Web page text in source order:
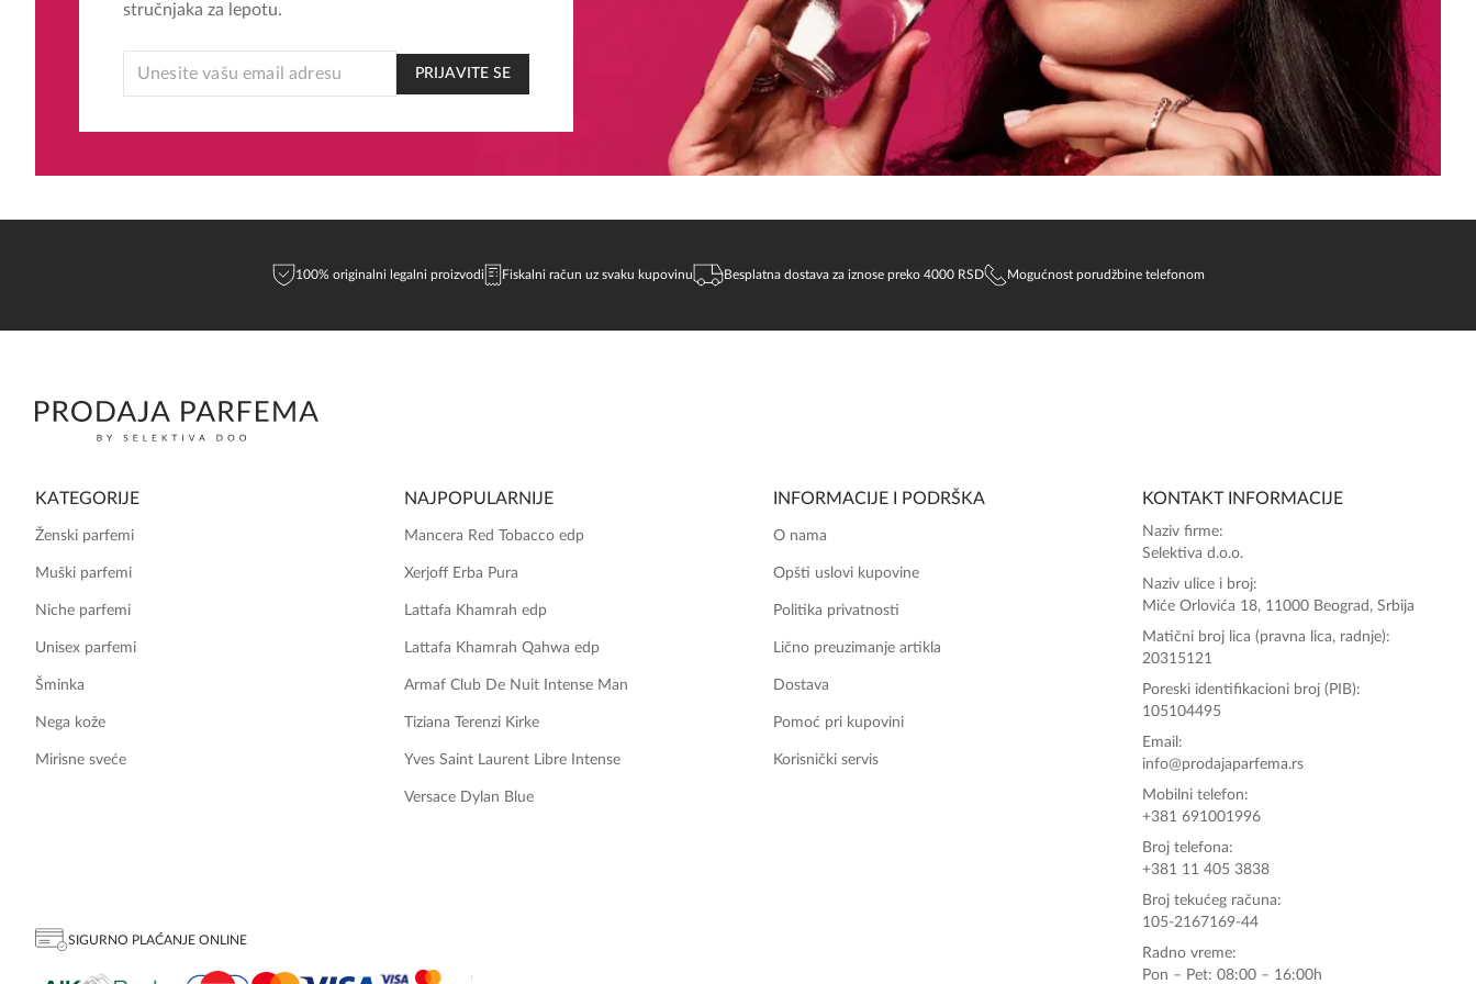
stručnjaka za lepotu.
EMAIL
PRIJAVITE SE
100% originalni legalni proizvodi Fiskalni račun uz svaku kupovinu Besplatna dostava za iznose preko 4000 RSD Mogućnost porudžbine telefonom
KATEGORIJE
Ženski parfemi
Muški parfemi
Niche parfemi
Unisex parfemi
Šminka
Nega kože
Mirisne sveće
NAJPOPULARNIJE
Mancera Red Tobacco edp
Xerjoff Erba Pura
Lattafa Khamrah edp
Lattafa Khamrah Qahwa edp
Armaf Club De Nuit Intense Man
Tiziana Terenzi Kirke
Yves Saint Laurent Libre Intense
Versace Dylan Blue
INFORMACIJE I PODRŠKA
O nama
Opšti uslovi kupovine
Politika privatnosti
Lično preuzimanje artikla
Dostava
Pomoć pri kupovini
Korisnički servis
KONTAKT INFORMACIJE
Naziv firme:
Selektiva d.o.o.
Naziv ulice i broj:
Miće Orlovića 18, 11000 Beograd, Srbija
Matični broj lica (pravna lica, radnje):
20315121
Poreski identifikacioni broj (PIB):
105104495
Email:
info@prodajaparfema.rs
Mobilni telefon:
+381 691001996
Broj telefona:
+381 11 405 3838
Broj tekućeg računa:
105-2167169-44
Radno vreme:
Pon – Pet: 08:00 – 16:00h
SIGURNO PLAĆANJE ONLINE
Zdravo, tu sam da Vam pomognem da
poručite svoj omiljeni parfem danas ali i za